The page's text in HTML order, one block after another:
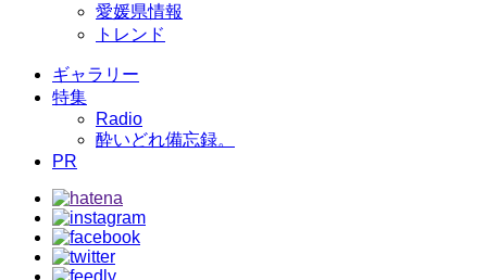
愛媛県情報
トレンド
ギャラリー
特集
Radio
酔いどれ備忘録。
PR